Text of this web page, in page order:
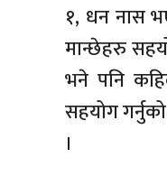
१, धन नास
मान्छेहरु
भने पनि
सहयोग
।